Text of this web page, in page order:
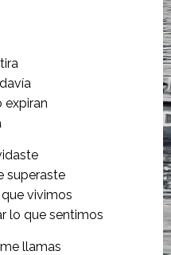
expiran
superaste
vivimos
lo que sentimos
llamas